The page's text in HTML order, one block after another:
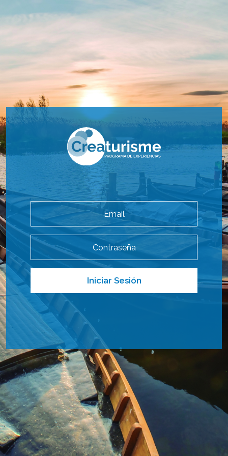
Iniciar Sesión